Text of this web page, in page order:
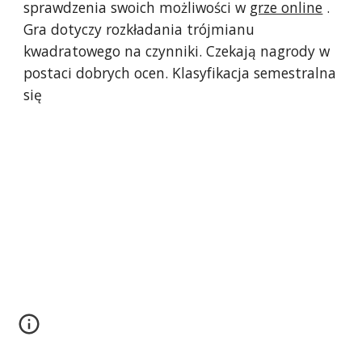
sprawdzenia swoich możliwości w grze online .
Gra dotyczy rozkładania trójmianu
kwadratowego na czynniki. Czekają nagrody w
postaci dobrych ocen. Klasyfikacja semestralna
się